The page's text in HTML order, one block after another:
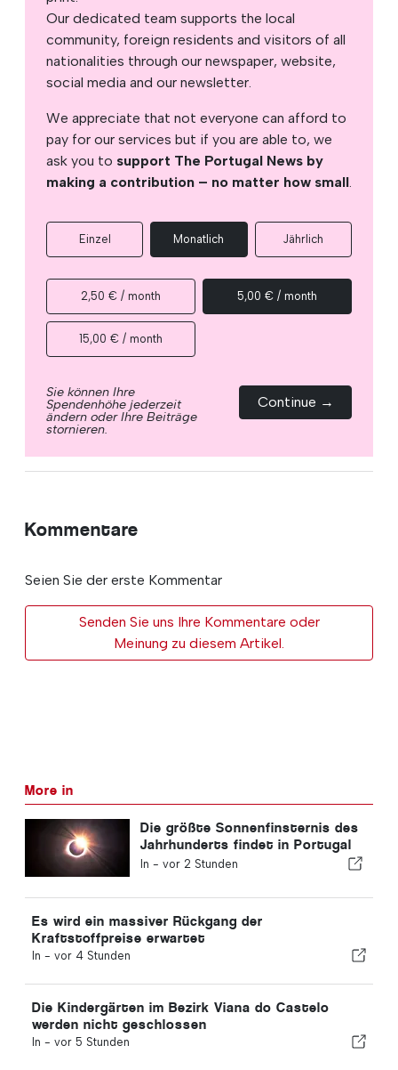
Our dedicated team supports the local
community, foreign residents and visitors of all
nationalities through our newspaper, website,
social media and our newsletter.
We appreciate that not everyone can afford to
pay for our services but if you are able to, we
ask you to support The Portugal News by
making a contribution – no matter how small.
Einzel Monatlich Jährlich
2,50 € / month 5,00 € / month
15,00 € / month
Sie können Ihre
Spendenhöhe jederzeit
ändern oder Ihre Beiträge
stornieren.
Continue →
Kommentare
Seien Sie der erste Kommentar
Senden Sie uns Ihre Kommentare oder
Meinung zu diesem Artikel.
More in
Die größte Sonnenfinsternis des
Jahrhunderts findet in Portugal
statt
In - vor 2 Stunden
Es wird ein massiver Rückgang der
Kraftstoffpreise erwartet
In - vor 4 Stunden
Die Kindergärten im Bezirk Viana do Castelo
werden nicht geschlossen
In - vor 5 Stunden